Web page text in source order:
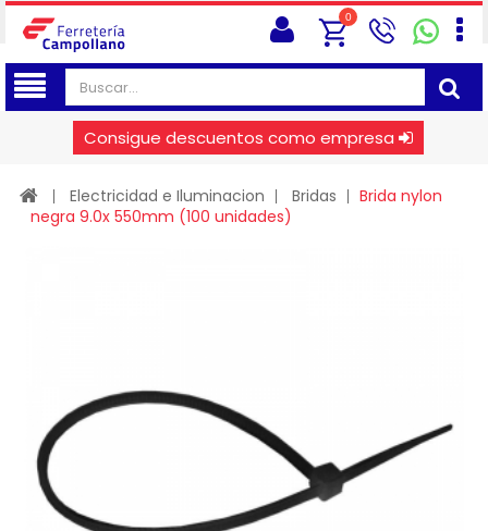
0
Consigue descuentos como empresa
Electricidad e Iluminacion Bridas
Brida nylon
negra 9.0x 550mm (100 unidades)